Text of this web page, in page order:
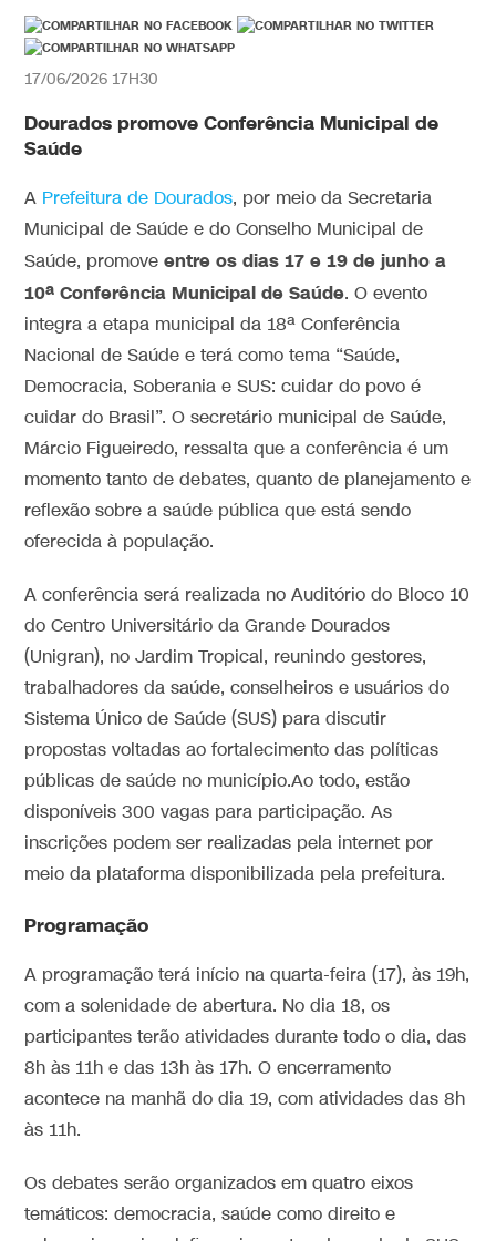
17/06/2026 17H30
Dourados promoveConferência Municipal de
Saúde
A Prefeitura de Dourados, por meio da Secretaria
Municipal de Saúde e do Conselho Municipal de
Saúde, promoveentre os dias 17 e 19 de junho a
10ª Conferência Municipal de Saúde. O evento
integra a etapa municipal da 18ª Conferência
Nacional de Saúde e terá como tema “Saúde,
Democracia, Soberania e SUS: cuidar do povo é
cuidar do Brasil”. O secretário municipal de Saúde,
Márcio Figueiredo, ressalta que a conferência é um
momento tanto de debates, quanto de planejamento e
reflexão sobre a saúde pública que está sendo
oferecida à população.
A conferência será realizada no Auditório do Bloco 10
do Centro Universitário da Grande Dourados
(Unigran), no Jardim Tropical, reunindo gestores,
trabalhadores da saúde, conselheiros e usuários do
Sistema Único de Saúde (SUS) para discutir
propostas voltadas ao fortalecimento das políticas
públicas de saúde no município.Ao todo, estão
disponíveis 300 vagas para participação. As
inscrições podem ser realizadas pela internet por
meio da plataforma disponibilizada pela prefeitura.
Programação
A programação terá início na quarta-feira (17), às 19h,
com a solenidade de abertura. No dia 18, os
participantes terão atividades durante todo o dia, das
8h às 11h e das 13h às 17h. O encerramento
acontece na manhã do dia 19, com atividades das 8h
às 11h.
Os debates serão organizados em quatro eixos
temáticos: democracia, saúde como direito e